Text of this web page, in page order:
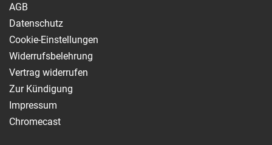
AGB
Datenschutz
Cookie-Einstellungen
Widerrufsbelehrung
Vertrag widerrufen
Zur Kündigung
Impressum
Chromecast